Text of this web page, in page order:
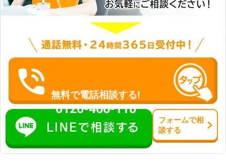
無料で電話相談する!
0120-466-110
フォームで相
談する